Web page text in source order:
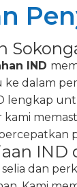
IND
dalam
lengkap
kami
dan